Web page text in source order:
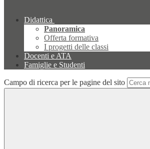
Didattica
Panoramica
Offerta formativa
I progetti delle classi
Docenti e ATA
Famiglie e Studenti
Campo di ricerca per le pagine del sito